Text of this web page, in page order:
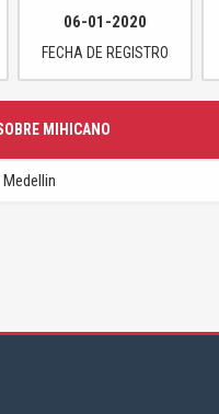
06-01-2020
FECHA DE REGISTRO
MIHICANO
Medellin